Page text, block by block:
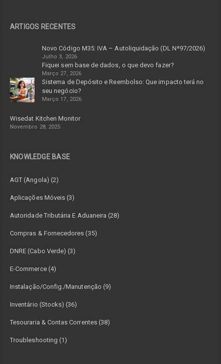
ARTIGOS RECENTES
Novo Código M35: IVA – Autoliquidação (DL Nª97/2026)
Julho 3, 2026
Fiquei sem base de dados, o que devo fazer?
Março 27, 2026
Sistema de Depósito e Reembolso: Que impacto terá no
seu negócio?
Março 17, 2026
Wisedat Kitchen Monitor
Novembro 28, 2025
KNOWLEDGE BASE
AGT (Angola) (2)
Aplicações Móveis (3)
Autoridade Tributária E Aduaneira (28)
Compras & Fornecedores (35)
DNRE (Cabo Verde) (3)
E-Commerce (4)
Instalação/Config./Manutenção (9)
Inventário (Stocks) (36)
Tesouraria & Contas Correntes (38)
Troubleshooting (1)